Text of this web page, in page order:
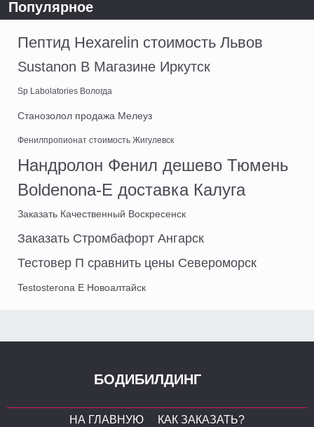
Популярное
Пептид Hexarelin стоимость Львов
Sustanon В Магазине Иркутск
Sp Labolatories Вологда
Станозолол продажа Мелеуз
Фенилпропионат стоимость Жигулевск
Нандролон Фенил дешево Тюмень
Boldenona-E доставка Калуга
Заказать Качественный Воскресенск
Заказать Стромбафорт Ангарск
Тестовер П сравнить цены Североморск
Testosterona E Новоалтайск
БОДИБИЛДИНГ
НА ГЛАВНУЮ КАК ЗАКАЗАТЬ?